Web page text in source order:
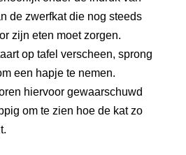
de zwerfkat die nog steeds
zijn eten moet zorgen.
op tafel verscheen, sprong
een hapje te nemen.
hiervoor gewaarschuwd
om te zien hoe de kat zo